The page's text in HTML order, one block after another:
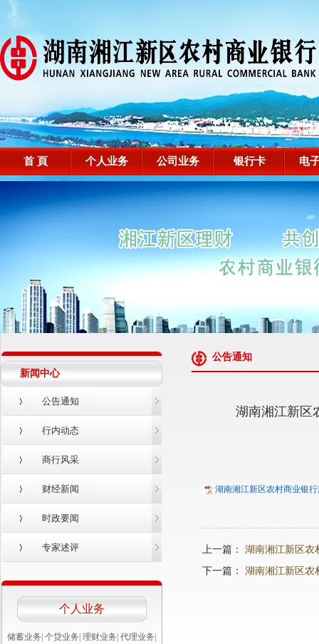
首 頁 个人业务 公司业务 银行卡 电
新闻中心
公告通知
行内动态
商行风采
财经新闻
时政要闻
专家述评
个人业务
储蓄业务 个贷业务 理财业务 代理业务
公告通知
湖南湘江新区
湖南湘江新区农村商业银
上一篇： 湖南湘江新区农
下一篇： 湖南湘江新区农